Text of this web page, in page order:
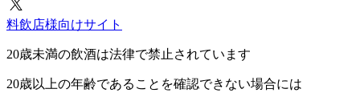
料飲店様向けサイト
20歳未満の飲酒は法律で禁止されています
20歳以上の年齢であることを確認できない場合には